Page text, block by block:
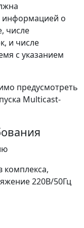
информацией о
числе
и числе
с указанием
предусмотреть
Multicast-
комплекса,
220В/50Гц